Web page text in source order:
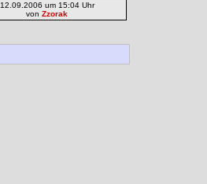
12.09.2006 um 15:04 Uhr
von Zzorak